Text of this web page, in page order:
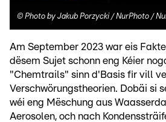
© Photo by Jakub Porzycki / NurPhoto /
Am September 2023 war eis
dësem Sujet schonn eng Kéier
"Chemtrails" sinn d'Basis fir vill
Verschwörungstheorien. Dobäi si
wéi eng Mëschung aus
Aerosolen, och nach